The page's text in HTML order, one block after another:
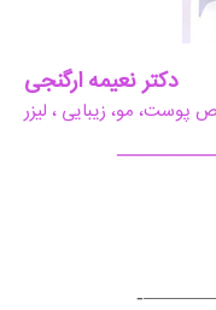
دکتر نعیمه ارگنجی
مو، زیبایی ، لیزر